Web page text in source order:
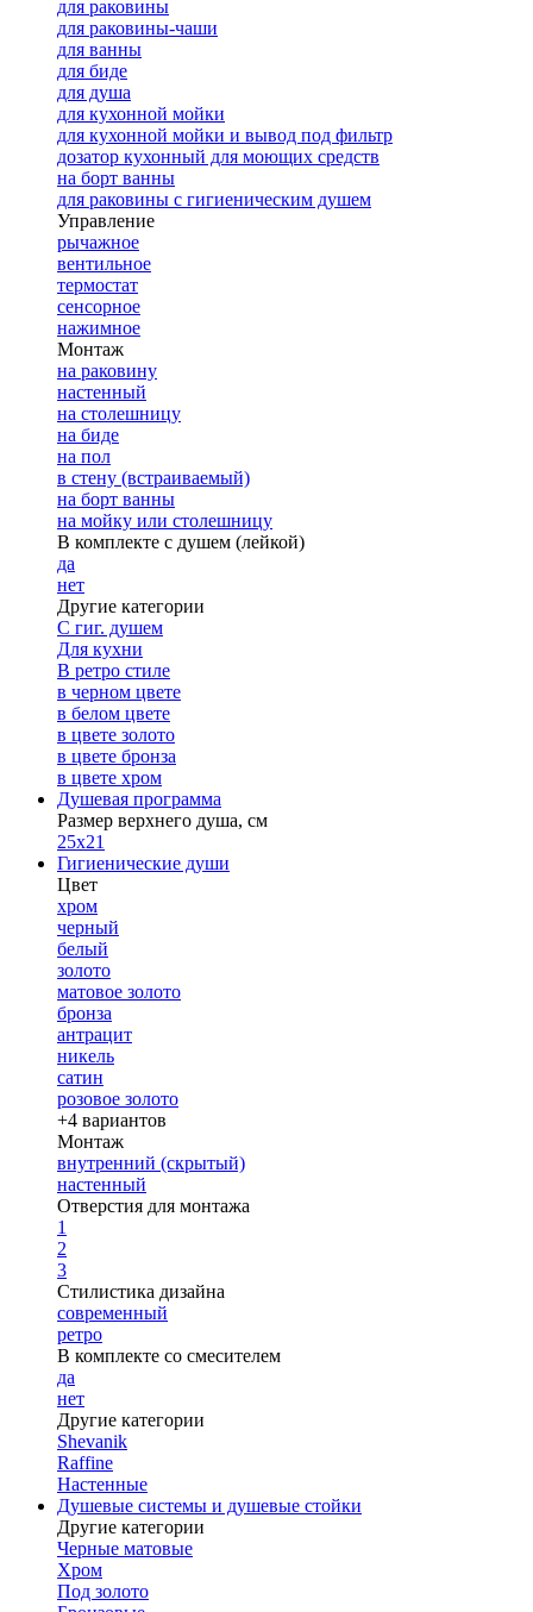
для раковины
для раковины-чаши
для ванны
для биде
для душа
для кухонной мойки
для кухонной мойки и вывод под фильтр
дозатор кухонный для моющих средств
на борт ванны
для раковины с гигиеническим душем
Управление
рычажное
вентильное
термостат
сенсорное
нажимное
Монтаж
на раковину
настенный
на столешницу
на биде
на пол
в стену (встраиваемый)
на борт ванны
на мойку или столешницу
В комплекте с душем (лейкой)
да
нет
Другие категории
С гиг. душем
Для кухни
В ретро стиле
в черном цвете
в белом цвете
в цвете золото
в цвете бронза
в цвете хром
Душевая программа
Размер верхнего душа, см
25х21
Гигиенические души
Цвет
хром
черный
белый
золото
матовое золото
бронза
антрацит
никель
сатин
розовое золото
+4 вариантов
Монтаж
внутренний (скрытый)
настенный
Отверстия для монтажа
1
2
3
Стилистика дизайна
современный
ретро
В комплекте со смесителем
да
нет
Другие категории
Shevanik
Raffine
Настенные
Душевые системы и душевые стойки
Другие категории
Черные матовые
Хром
Под золото